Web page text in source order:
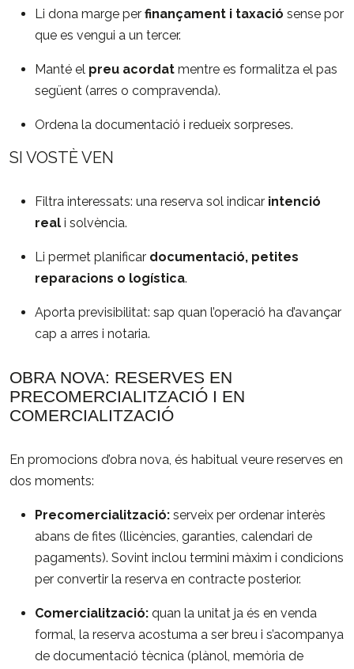
Li dona marge per finançament i taxació sense por
que es vengui a un tercer.
Manté el preu acordat mentre es formalitza el pas
següent (arres o compravenda).
Ordena la documentació i redueix sorpreses.
SI VOSTÈ VEN
Filtra interessats: una reserva sol indicar intenció
real i solvència.
Li permet planificar documentació, petites
reparacions o logística.
Aporta previsibilitat: sap quan l’operació ha d’avançar
cap a arres i notaria.
OBRA NOVA: RESERVES EN
PRECOMERCIALITZACIÓ I EN
COMERCIALITZACIÓ
En promocions d’obra nova, és habitual veure reserves en
dos moments:
Precomercialització: serveix per ordenar interès
abans de fites (llicències, garanties, calendari de
pagaments). Sovint inclou termini màxim i condicions
per convertir la reserva en contracte posterior.
Comercialització: quan la unitat ja és en venda
formal, la reserva acostuma a ser breu i s’acompanya
de documentació tècnica (plànol, memòria de